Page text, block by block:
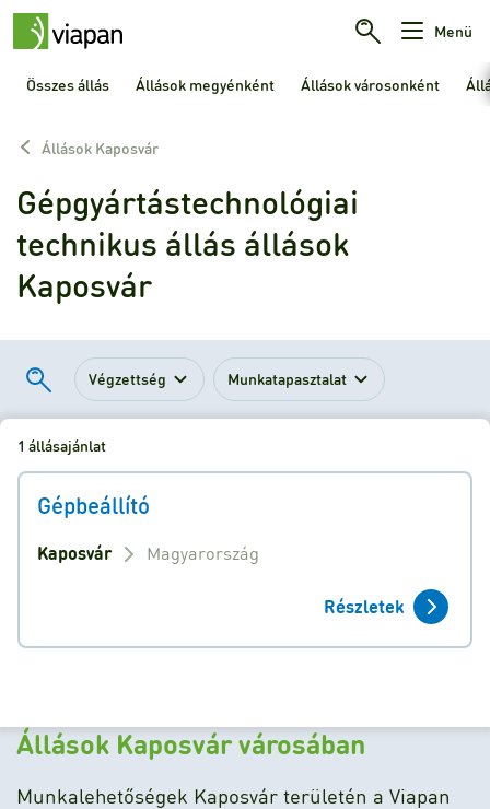
Menü
Összes állás Állások megyénként Állások városonként
Állások Kaposvár
Gépgyártástechnológiai
technikus állás állások
Kaposvár
Végzettség Munkatapasztalat
1 állásajánlat
Gépbeállító
Kaposvár Magyarország
Részletek
Állások Kaposvár városában
Munkalehetőségek Kaposvár területén a Viapan